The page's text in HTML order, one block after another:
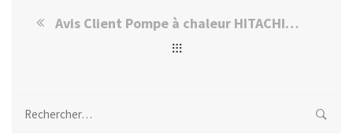
Avis Client Pompe à chaleur HITACHI YUTAKI S à Arcueil
Rechercher :